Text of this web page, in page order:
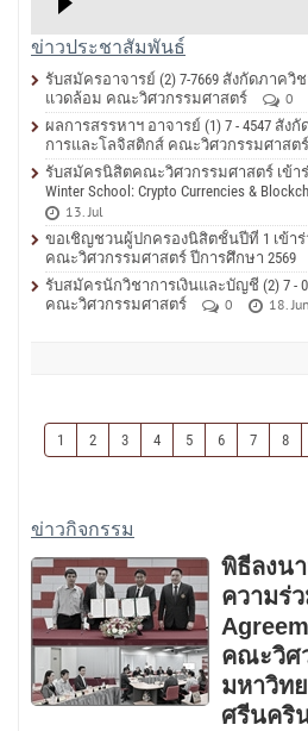
ข่าวประชาสัมพันธ์
รับสมัครอาจารย์ (2) 7-7669 สังกัดภาควิ
แวดล้อม คณะวิศวกรรมศาสตร์
0
ผลการสรรหาฯ อาจารย์ (1) 7 - 4547 สั
การและโลจิสติกส์ คณะวิศวกรรมศาสตร์
รับสมัครนิสิตคณะวิศวกรรมศาสตร์ เข้า
Winter School: Crypto Currencies &
13. Jul
ขอเชิญชวนผู้ปกครองนิสิตชั้นปีที่ 1 เข้า
คณะวิศวกรรมศาสตร์ ปีการศึกษา 2569
รับสมัครนักวิชาการเงินและบัญชี (2) 7 -
คณะวิศวกรรมศาสตร์
0 18. Jun
1 2 3 4 5 6 7 8
ข่าวกิจกรรม
พิธีลงน
ความร่
คณะวิศ
มหาวิท
ศรีนคริ